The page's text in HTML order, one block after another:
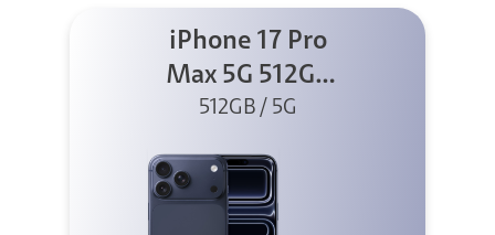
iPhone 17 Pro
Max 5G 512GB
Naranja cósmico
512GB / 5G